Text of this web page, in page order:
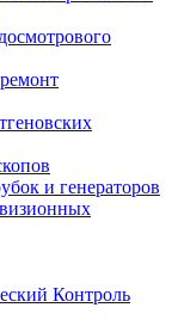
и генераторов
Контроль